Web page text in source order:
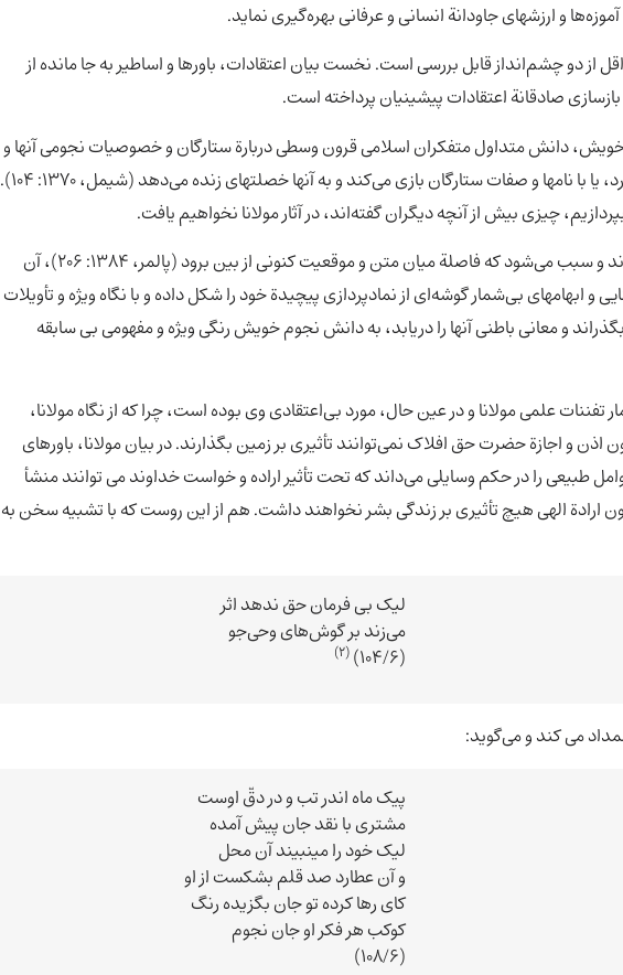
و ارزشهای جاودانة انسانی و عرفانی بهره‌گیری نماید.
از دو چشم‌انداز قابل بررسی است. نخست بیان اعتقادات، باورها و اساطیر به جا مانده از
صادقانة اعتقادات پیشینیان پرداخته است.
دانش متداول متفکران اسلامی قرون وسطی دربارة ستارگان و خصوصیات نجومی آنها و
اهمیتشان در زندگی بشر را به نمایش می‌گذارد، یا با نامها و صفات ستارگان بازی می‌کند و به آنها خصلتهای زنده می‌دهد (شیمل، 1370: 104).
چیزی بیش از آنچه دیگران گفته‌اند، در آثار مولانا نخواهیم یافت.
اما بُعد دوم که مثنوی را به زمان حال می‌کشاند و سبب می‌شود که فاصلة میان متن و موقعیت کنونی از بین برود (پالمر، 1384: 206)، آن
و ابهامهای بی‌شمار گوشه‌ای از نمادپردازی پیچیدة خود را شکل داده و با نگاه ویژه و تأویلات
و معانی باطنی آنها را دریابد، به دانش نجوم خویش رنگی ویژه و مفهومی بی سابقه
تفننات علمی مولانا و در عین حال، مورد بی‌اعتقادی وی بوده است، چرا که از نگاه مولانا،
و اجازة حضرت حق افلاک نمی‌توانند تأثیری بر زمین بگذارند. در بیان مولانا، باورهای
طبیعی را در حکم وسایلی می‌داند که تحت تأثیر اراده و خواست خداوند می توانند منشأ
الهی هیچ تأثیری بر زندگی بشر نخواهند داشت. هم از این روست که با تشبیه سخن به
لیک بی فرمان حق ندهد اثر
می‌زند بر گوش‌های وحی‌جو
(104/6)
(2)
می کند و می‌گوید:
پیک ماه اندر تب و در دقّ اوست
مشتری با نقد جان پیش آمده
لیک خود را می­نبیند آن محل
و آن عطارد صد قلم بشکست از او
کای رها کرده تو جان بگزیده رنگ
کوکب هر فکر او جان نجوم
(108/6)